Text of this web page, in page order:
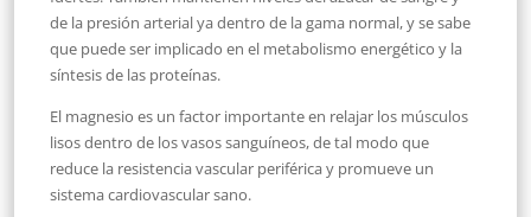
de la presión arterial ya dentro de la gama normal, y se sabe
que puede ser implicado en el metabolismo energético y la
síntesis de las proteínas.
El magnesio es un factor importante en relajar los músculos
lisos dentro de los vasos sanguíneos, de tal modo que
reduce la resistencia vascular periférica y promueve un
sistema cardiovascular sano.